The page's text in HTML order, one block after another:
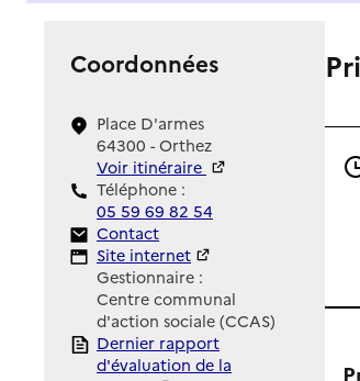
Coordonnées
Place D'armes
64300 - Orthez
Voir itinéraire
Téléphone :
05 59 69 82 54
Contact
Contact
Site Internet
Site internet
Gestionnaire :
Centre communal
d'action sociale (CCAS)
Rapport HAS
Dernier rapport
d'évaluation de la